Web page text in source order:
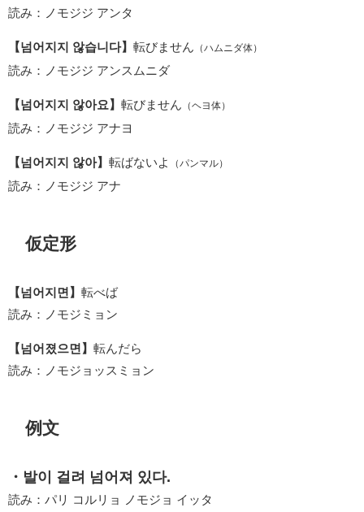
読み：ノモジジ アンタ
【넘어지지 않습니다】 転びません （ハムニダ体）
読み：ノモジジ アンスムニダ
【넘어지지 않아요】 転びません （ヘヨ体）
読み：ノモジジ アナヨ
【넘어지지 않아】 転ばないよ （パンマル）
読み：ノモジジ アナ
仮定形
【넘어지면】 転べば
読み：ノモジミョン
【넘어졌으면】 転んだら
読み：ノモジョッスミョン
例文
・발이 걸려 넘어져 있다.
読み：パリ コルリョ ノモジョ イッタ